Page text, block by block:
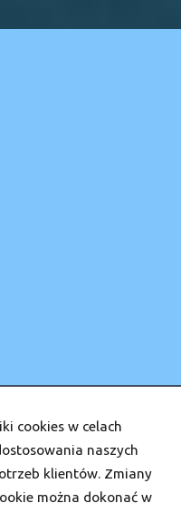
cookies w celach
naszych
klientów. Zmiany
można dokonać w